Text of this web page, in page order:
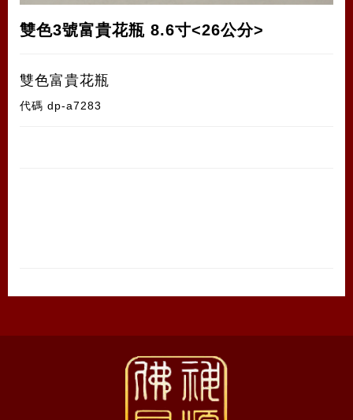
雙色3號富貴花瓶 8.6寸<26公分>
雙色富貴花瓶
代碼 dp-a7283